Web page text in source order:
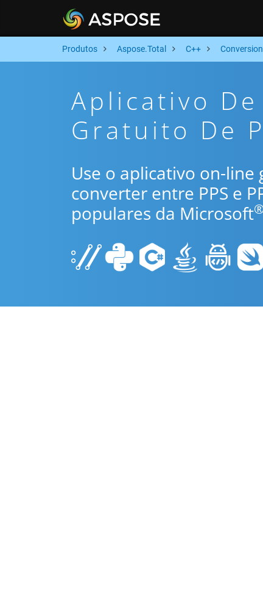
Produtos Aspose.Total C++ Conversion
Aplicativo
Gratuito De
Use o aplicativo on-line
converter entre PPS e
populares da Microsoft